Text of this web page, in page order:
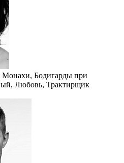
Бодигарды при
Любовь, Трактирщик